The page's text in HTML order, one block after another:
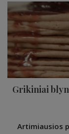
Grikiniai
Artimiausios